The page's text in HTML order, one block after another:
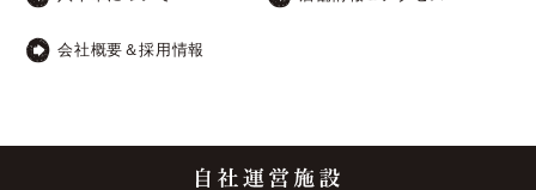
会社概要＆採用情報